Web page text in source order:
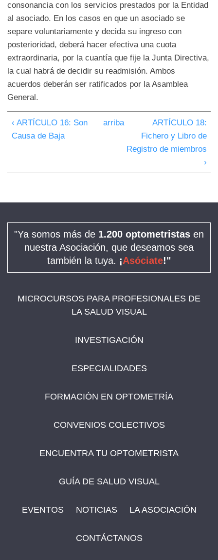
consonancia con los servicios prestados por la Entidad
al asociado. En los casos en que un asociado se
separe voluntariamente y decida su ingreso con
posterioridad, deberá hacer efectiva una cuota
extraordinaria, por la cuantía que fije la Junta Directiva,
la cual habrá de decidir su readmisión. Ambos
acuerdos deberán ser ratificados por la Asamblea
General.
‹ ARTÍCULO 16: Son
Causa de Baja
arriba
ARTÍCULO 18:
Fichero y Libro de
Registro de miembros
›
"Ya somos más de 1.200 optometristas en
nuestra Asociación, que deseamos sea
también la tuya. ¡Asóciate!"
MICROCURSOS PARA PROFESIONALES DE
LA SALUD VISUAL
INVESTIGACIÓN
ESPECIALIDADES
FORMACIÓN EN OPTOMETRÍA
CONVENIOS COLECTIVOS
ENCUENTRA TU OPTOMETRISTA
GUÍA DE SALUD VISUAL
EVENTOS NOTICIAS LA ASOCIACIÓN
CONTÁCTANOS